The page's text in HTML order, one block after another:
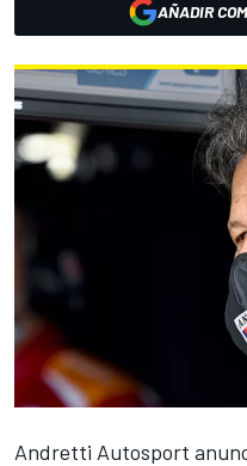
AÑADIR
Andretti Autosport